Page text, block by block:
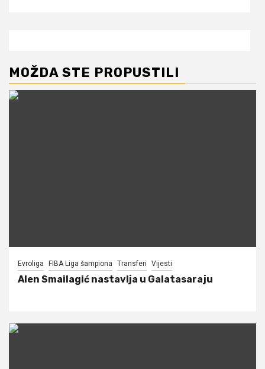
MOŽDA STE PROPUSTILI
Evroliga FIBA Liga šampiona Transferi Vijesti
Alen Smailagić nastavlja u Galatasaraju